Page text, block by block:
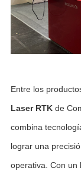
Entre los
Laser RTK de
combina
lograr una
operativa. Con un